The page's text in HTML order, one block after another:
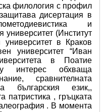
филология с профил
дисертация в
и
университет (Институт
университет в Краков
университет “Иван
в Поатие
интерес обхваща
сравнителната
българския език,,
патристика , гръцката
. В момента